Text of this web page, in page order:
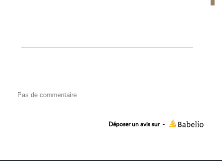
Pas de commentaire
Déposer un avis sur -